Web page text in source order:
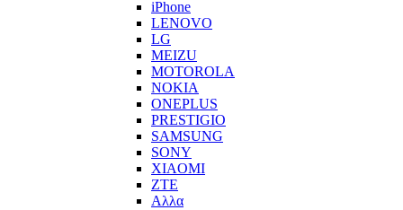
iPhone
LENOVO
LG
MEIZU
MOTOROLA
NOKIA
ONEPLUS
PRESTIGIO
SAMSUNG
SONY
XIAOMI
ZTE
Αλλα